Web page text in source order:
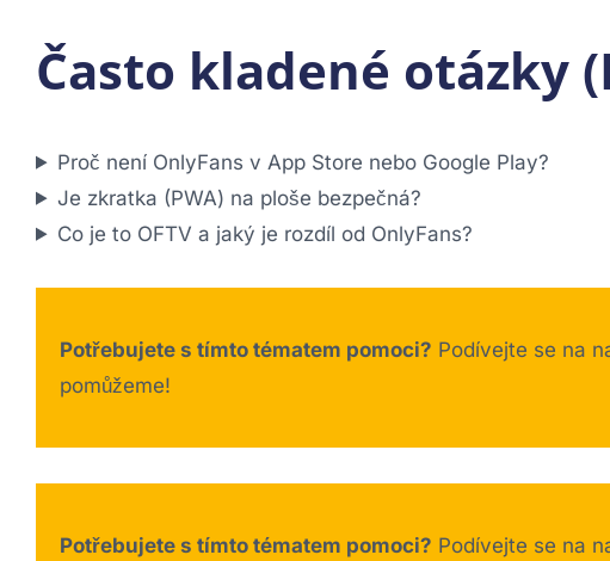
Často kladené otázky
Proč není OnlyFans v App Store nebo Google Play?
Je zkratka (PWA) na ploše bezpečná?
Co je to OFTV a jaký je rozdíl od OnlyFans?
Potřebujete s tímto tématem pomoci? Podívejte se na
pomůžeme!
Potřebujete s tímto tématem pomoci? Podívejte se na